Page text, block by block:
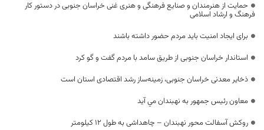
حمایت از هنرمندان و صنایع فرهنگی و هنری غنی خراسان جنوبی در دستور کار
فرهنگ و ارشاد اسلامی
برای ایجاد امنیت باید مردم حضور داشته باشند
استاندار خراسان جنوبی از طریق سامد با مردم گفت و گو کرد
ذخایر معدنی خراسان جنوبی، زمینه‌ساز رشد اقتصادی استان است
معاون رئيس جمهور به نهبندان مي آيد
روکش آسفالت محور نهبندان – چاهداشی به طول 12 کیلومتر